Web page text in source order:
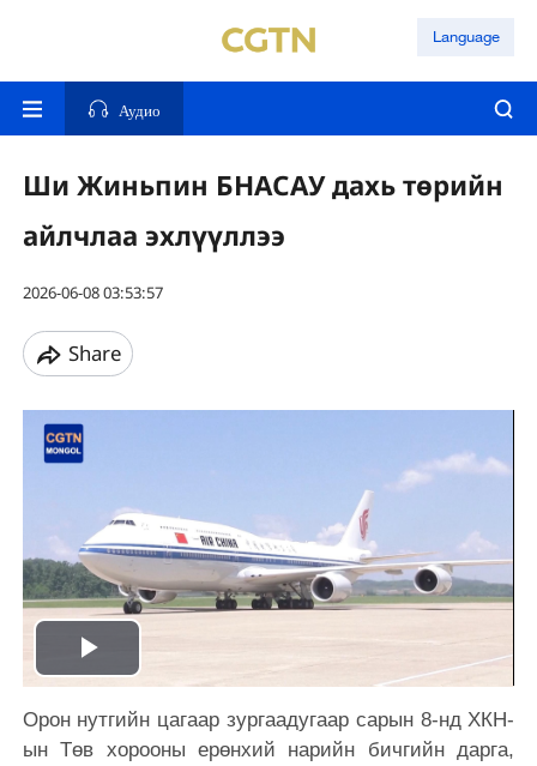
Language
Аудио
Ши Жиньпин БНАСАУ дахь төрийн
айлчлаа эхлүүллээ
2026-06-08 03:53:57
Share
Play
Video
Орон нутгийн цагаар зургаадугаар сарын 8-нд ХКН-
ын Төв хорооны ерөнхий нарийн бичгийн дарга,